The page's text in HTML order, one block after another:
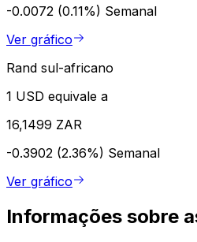
-0.0072 (0.11%) Semanal
Ver gráfico
Rand sul-africano
1 USD equivale a
16,1499 ZAR
-0.3902 (2.36%) Semanal
Ver gráfico
Informações sobre